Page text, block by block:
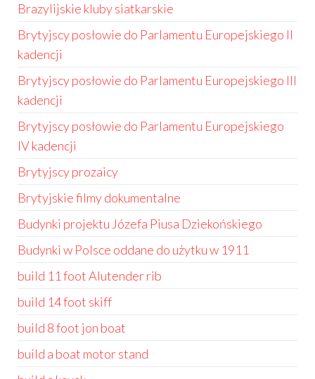
Brazylijskie kluby siatkarskie
Brytyjscy posłowie do Parlamentu Europejskiego II
kadencji
Brytyjscy posłowie do Parlamentu Europejskiego III
kadencji
Brytyjscy posłowie do Parlamentu Europejskiego
IV kadencji
Brytyjscy prozaicy
Brytyjskie filmy dokumentalne
Budynki projektu Józefa Piusa Dziekońskiego
Budynki w Polsce oddane do użytku w 1911
build 11 foot Alutender rib
build 14 foot skiff
build 8 foot jon boat
build a boat motor stand